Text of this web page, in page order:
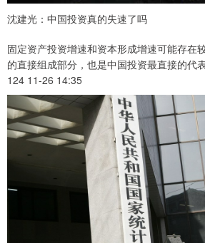
沈建光：中国投资真的失速了吗
固定资产投资增速和资本形成增速可能存在
的直接组成部分，也是中国投资最直接的代表
124 11-26 14:35